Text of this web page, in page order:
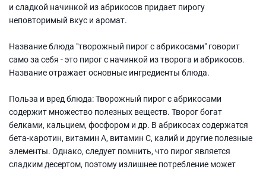
и сладкой начинкой из абрикосов придает пирогу
неповторимый вкус и аромат.
Название блюда "творожный пирог с абрикосами" говорит
само за себя - это пирог с начинкой из творога и абрикосов.
Название отражает основные ингредиенты блюда.
Польза и вред блюда: Творожный пирог с абрикосами
содержит множество полезных веществ. Творог богат
белками, кальцием, фосфором и др. В абрикосах содержатся
бета-каротин, витамин А, витамин С, калий и другие полезные
элементы. Однако, следует помнить, что пирог является
сладким десертом, поэтому излишнее потребление может